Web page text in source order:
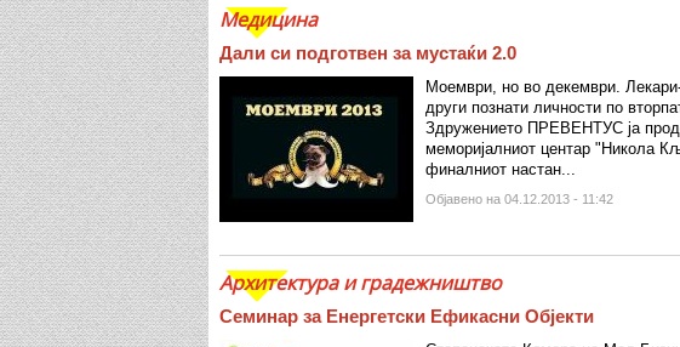
Медицина
Дали си подготвен за мустаќи 2.0
Моември, но во декември.
други познати личности по
Здружението ПРЕВЕНТУС ја
меморијалниот центар "Никола
финалниот настан...
Објавено на 04.12.2013 - 11:42
Архитектура и градежништво
Семинар за Енергетски Ефикасни Објекти